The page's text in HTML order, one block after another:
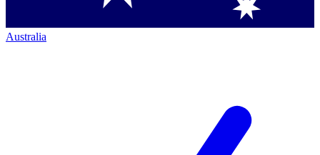
Australia